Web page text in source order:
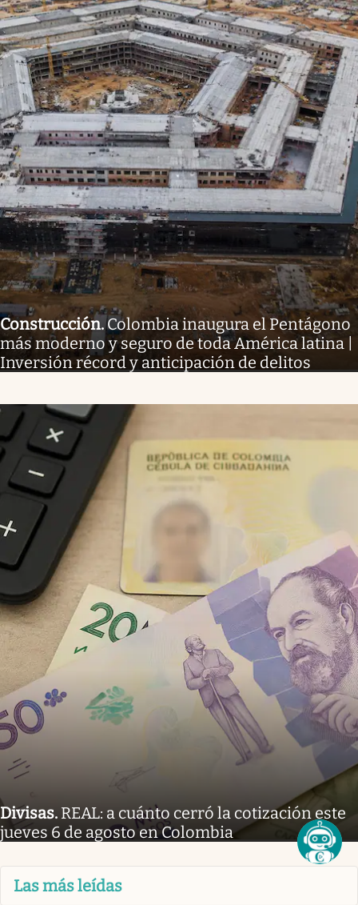
Construcción.Colombia inaugura el Pentágono
más moderno y seguro de toda América latina |
Inversión récord y anticipación de delitos
Divisas. REAL: a cuánto cerró la cotización este
jueves 6 de agosto en Colombia
Las más leídas